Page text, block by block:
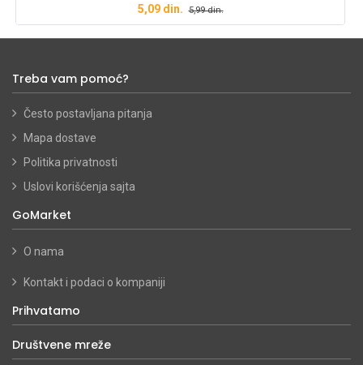
5,09din. 5,99din.
Treba vam pomoć?
Često postavljana pitanja
Mapa dostave
Politika privatnosti
Uslovi korišćenja sajta
GoMarket
O nama
Kontakt i podaci o kompaniji
Prihvatamo
Društvene mreže